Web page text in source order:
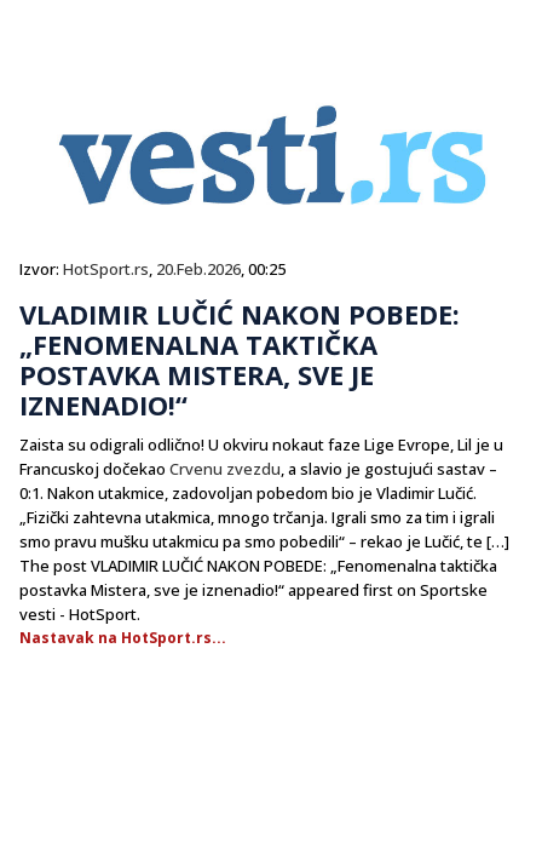
Izvor: HotSport.rs, 20.Feb.2026, 00:25
VLADIMIR LUČIĆ NAKON POBEDE:
„FENOMENALNA TAKTIČKA
POSTAVKA MISTERA, SVE JE
IZNENADIO!“
Zaista su odigrali odlično! U okviru nokaut faze Lige Evrope, Lil je u
Francuskoj dočekao Crvenu zvezdu, a slavio je gostujući sastav –
0:1. Nakon utakmice, zadovoljan pobedom bio je Vladimir Lučić.
„Fizički zahtevna utakmica, mnogo trčanja. Igrali smo za tim i igrali
smo pravu mušku utakmicu pa smo pobedili“ – rekao je Lučić, te […]
The post VLADIMIR LUČIĆ NAKON POBEDE: „Fenomenalna taktička
postavka Mistera, sve je iznenadio!“ appeared first on Sportske
vesti - HotSport.
Nastavak na HotSport.rs...